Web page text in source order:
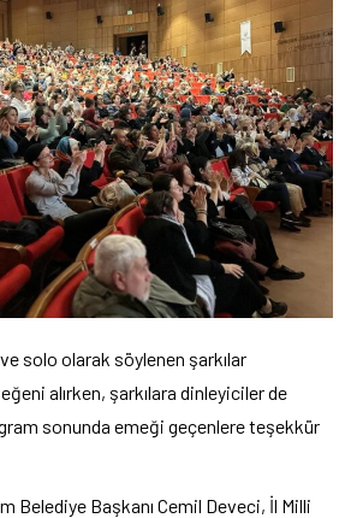
solo olarak söylenen şarkılar
alırken, şarkılara dinleyiciler de
sonunda emeği geçenlere teşekkür
Belediye Başkanı Cemil Deveci, İl Milli